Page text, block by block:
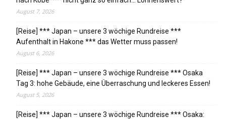
August 7, 2026
[Reise] *** Japan – unsere 3 wöchige Rundreise ***
Aufenthalt in Hakone *** das Wetter muss passen!
August 6, 2026
[Reise] *** Japan – unsere 3 wöchige Rundreise *** Osaka
Tag 3: hohe Gebäude, eine Überraschung und leckeres Essen!
August 5, 2026
[Reise] *** Japan – unsere 3 wöchige Rundreise *** Osaka: